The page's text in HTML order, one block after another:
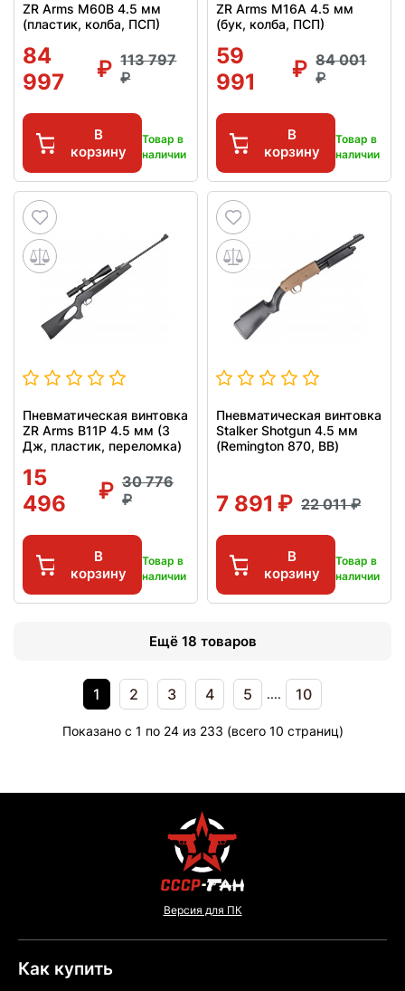
ZR Arms M60B 4.5 мм
(пластик, колба, ПСП)
84
997
113 797
В
корзину
Товар в
наличии
ZR Arms M16A 4.5 мм
(бук, колба, ПСП)
59
991
84 001
В
корзину
Товар в
наличии
Пневматическая винтовка
ZR Arms B11P 4.5 мм (3
Дж, пластик, переломка)
15
496
30 776
В
корзину
Товар в
наличии
Пневматическая винтовка
Stalker Shotgun 4.5 мм
(Remington 870, BB)
7 891 22 011
В
корзину
Товар в
наличии
Ещё 18 товаров
1 2 3 4 5 .... 10
Показано с 1 по 24 из 233 (всего 10 страниц)
Версия для ПК
Как купить